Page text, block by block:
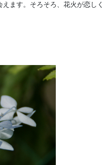
ます。そろそろ、花火が恋